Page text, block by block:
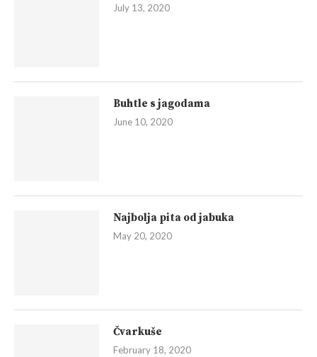
July 13, 2020
Buhtle s jagodama
June 10, 2020
Najbolja pita od jabuka
May 20, 2020
Čvarkuše
February 18, 2020